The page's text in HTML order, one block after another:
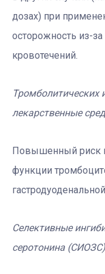
дозах) при
осторожность из-
кровотечений.
Тромболитических
лекарственные
Повышенный риск
функции
Селективные
серотонина (СИОЗС)